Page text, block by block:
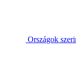
Országok